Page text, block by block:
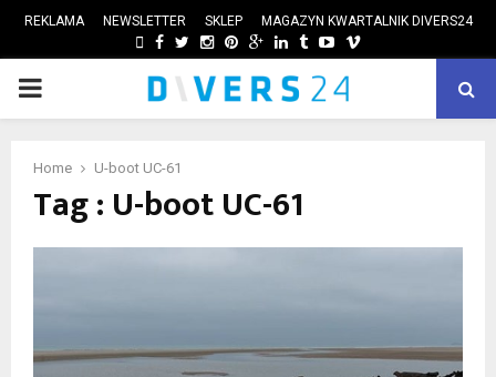
REKLAMA NEWSLETTER SKLEP MAGAZYN KWARTALNIK DIVERS24
FACEBOOK
TWITTER
INSTAGRAM
PINTEREST
GOOGLE
LINKEDIN
TUMBLRYOUTUBE
VIMEO
PRIMARY
Home U-boot UC-61
Tag : U-boot UC-61